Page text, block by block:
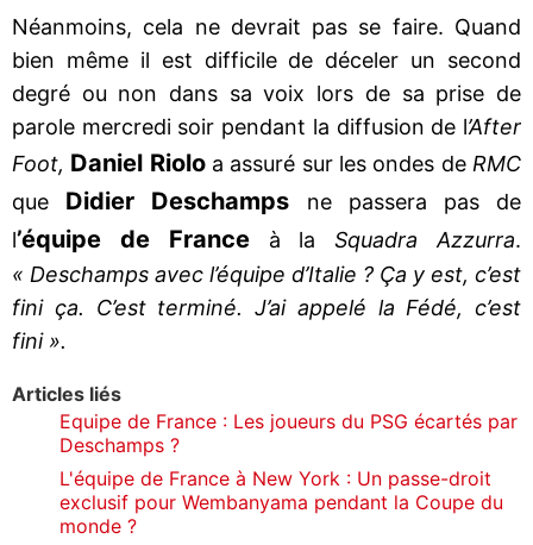
Néanmoins, cela ne devrait pas se faire. Quand
bien même il est difficile de déceler un second
degré ou non dans sa voix lors de sa prise de
parole mercredi soir pendant la diffusion de l’After
Foot, Daniel Riolo a assuré sur les ondes de RMC
que Didier Deschamps
ne passera pas de
l’équipe de France à laSquadra Azzurra.
« Deschamps avec l’équipe d’Italie ? Ça y est, c’est
fini ça. C’est terminé. J’ai appelé la Fédé, c’est
fini ».
Articles liés
Equipe de France : Les joueurs du PSG écartés par
Deschamps ?
L'équipe de France à New York : Un passe-droit
exclusif pour Wembanyama pendant la Coupe du
monde ?